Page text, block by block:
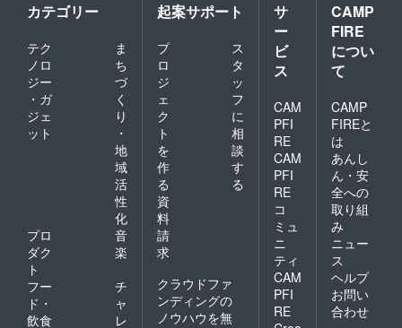
カテゴリー
テク
ノロ
ジー
・ガ
ジェ
ット
ま
ち
づ
く
り
・
地
域
活
性
化
プロ
ダク
ト
音
楽
フー
ド・
飲食
チ
ャ
レ
起案サポート
プ
ロ
ジ
ェ
ク
ト
を
作
る
ス
タ
ッ
フ
に
相
談
す
る
資
料
請
求
クラウドファ
ンディングの
ノウハウを無
サ
ー
ビ
ス
CAM
PFI
RE
CAM
PFI
RE
コ
ミュ
ニ
ティ
CAM
PFI
RE
CAMP
FIRE
につい
て
CAMP
FIREと
は
あんし
ん・安
全への
取り組
み
ニュー
ス
ヘルプ
お問い
合わせ